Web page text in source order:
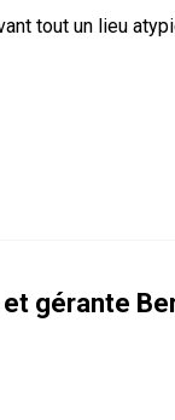
tout un lieu
gérante